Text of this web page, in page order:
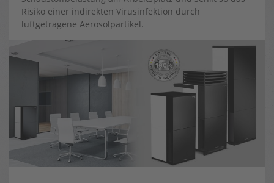
Risiko einer indirekten Virusinfektion durch
luftgetragene Aerosolpartikel.